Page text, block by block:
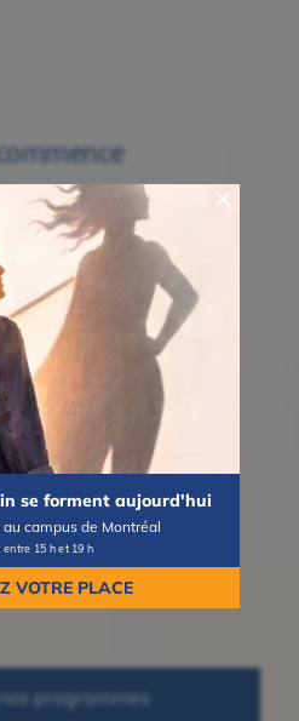
se forment aujourd'hui
campus de Montréal
entre 15 h et 19 h
VOTRE PLACE
au
programmes